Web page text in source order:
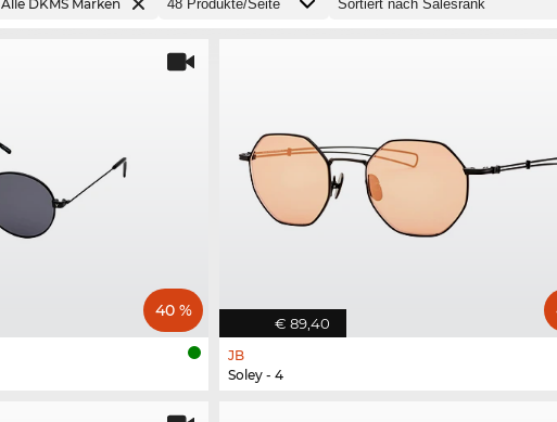
Alle DKMS Marken
40 %
€ 89,40
JB
Soley - 4